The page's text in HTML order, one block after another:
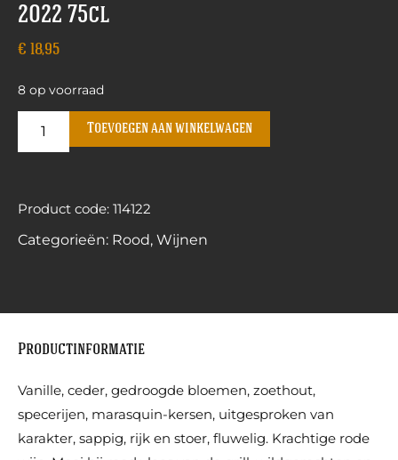
2022 75cl
€ 18,95
8 op voorraad
Toevoegen aan winkelwagen
Product code: 114122
Categorieën: Rood, Wijnen
Productinformatie
Vanille, ceder, gedroogde bloemen, zoethout,
specerijen, marasquin-kersen, uitgesproken van
karakter, sappig, rijk en stoer, fluwelig. Krachtige rode